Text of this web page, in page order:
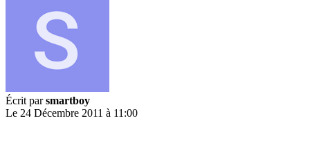
Écrit parsmartboy
Le 24 Décembre 2011 à 11:00